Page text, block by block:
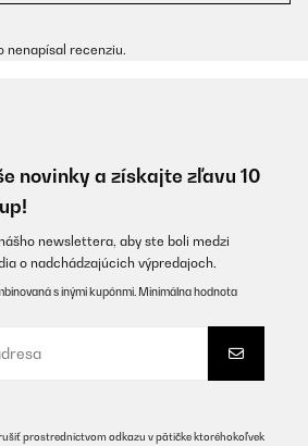
recenziu.
novinky a získajte zľavu 10
newslettera, aby ste boli medzi
o nadchádzajúcich výpredajoch.
s inými kupónmi. Minimálna hodnota
prostredníctvom odkazu v pätičke ktoréhokoľvek